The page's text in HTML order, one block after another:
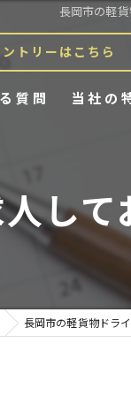
長岡市の軽
トリーはこちら
質問 当社の
スポット
定期配送
チャーター
業務委託
して
長岡市の軽貨物ドラ